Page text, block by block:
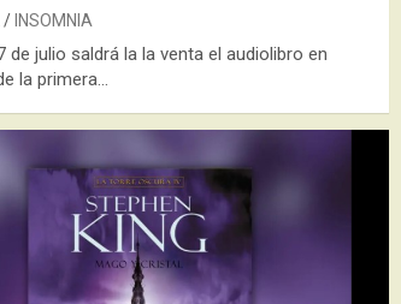
INSOMNIA
de julio saldrá la la venta el audiolibro en
la primera…